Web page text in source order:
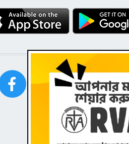
STAY CONNECTED WITH US!